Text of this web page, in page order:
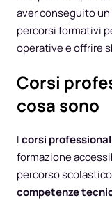
aver conseguito
percorsi formativi
operative e offrire
Corsi
cosa sono
Icorsi
formazione
percorso
competenze